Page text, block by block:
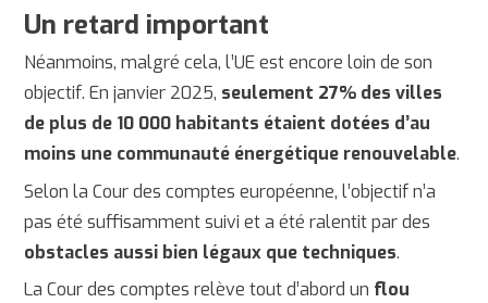
Un retard important
Néanmoins, malgré cela, l’UE est encore loin de son
objectif. En janvier 2025, seulement 27% des villes
de plus de 10 000 habitants étaient dotées d’au
moins une communauté énergétique renouvelable.
Selon la Cour des comptes européenne, l’objectif n’a
pas été suffisamment suivi et a été ralentit par des
obstacles aussi bien légaux que techniques.
La Cour des comptes relève tout d’abord un flou